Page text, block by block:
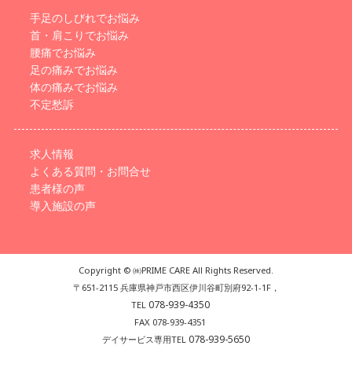
手足のしびれでお悩み
首・肩こりでお悩み
腰痛でお悩み
足の痛みでお悩み
体の痛みでお悩み
不定愁訴
求人情報
よくある質問・お問合せ
患者様の声
導入施設の声
Copyright © ㈱PRIME CARE All Rights Reserved.
〒651-2115 兵庫県神戸市西区伊川谷町別府92-1-1F，
TEL 078-939-4350
FAX 078-939-4351
デイサービス専用TEL 078-939-5650